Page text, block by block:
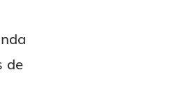
de